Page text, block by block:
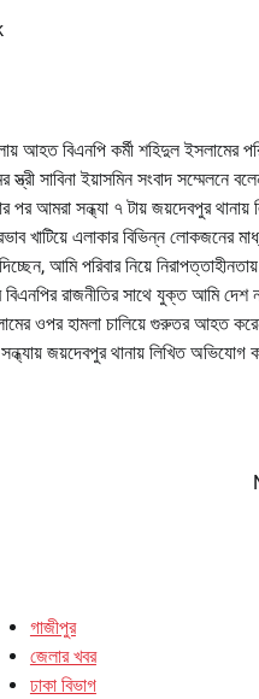
বিএনপি কর্মী শহিদুল ইসলামের
সাবিনা ইয়াসমিন সংবাদ
পর আমরা সন্ধ্যা ৭ টায় জয়দেবপুর
খাটিয়ে এলাকার বিভিন্ন লোকজনের
আমি পরিবার নিয়ে
রাজনীতির সাথে যুক্ত আমি
ওপর হামলা চালিয়ে গুরুতর আহত
জয়দেবপুর থানায় লিখিত অভিযোগ
গাজীপুর
জেলার খবর
ঢাকা বিভাগ